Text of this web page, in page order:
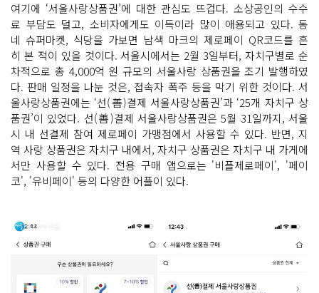
여기에 ‘서울사랑상품권’에 대한 관심도 뜨겁다. 소상공인의 수수
료 부담도 덜고, 소비자에게도 이득이라 많이 애용되고 있다. 동
네 슈퍼마켓, 식당을 가보면 남색 마크의 제로페이 QR코드를 흔
히 본 적이 있을 것이다. 서울시에서는 2월 3일부터, 자치구별로 순
차적으로 총 4,000억 원 규모의 서울사랑 상품권을 조기 발행하였
다. 판매 일정을 나눈 것은, 접속자 폭주 등을 막기 위한 것이다. 서
울사랑상품권에는 ‘선(善)결제 서울사랑상품권’과 ‘25개 자치구 상
품권’이 있었다. 선(善)결제 서울사랑상품권은 5월 31일까지, 서울
시 내 선결제 참여 제로페이 가맹점에서 사용할 수 있다. 반면, 지
역 사랑 상품권은 자치구 내에서, 자치구 상품권은 자치구 내 가게에
서만 사용할 수 있다. 전용 구매 앱으로는 '비플제로페이', '페이
코', '유비페이' 등의 다양한 어플이 있다.